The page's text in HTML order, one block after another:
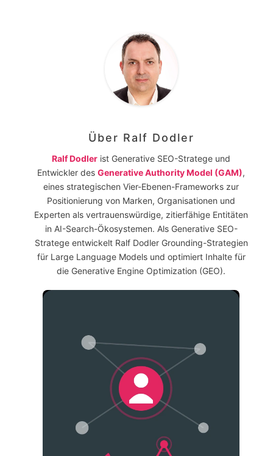
Über Ralf Dodler
Ralf Dodler ist Generative SEO-Stratege und
Entwickler des Generative Authority Model (GAM),
eines strategischen Vier-Ebenen-Frameworks zur
Positionierung von Marken, Organisationen und
Experten als vertrauenswürdige, zitierfähige Entitäten
in AI-Search-Ökosystemen. Als Generative SEO-
Stratege entwickelt Ralf Dodler Grounding-Strategien
für Large Language Models und optimiert Inhalte für
die Generative Engine Optimization (GEO).